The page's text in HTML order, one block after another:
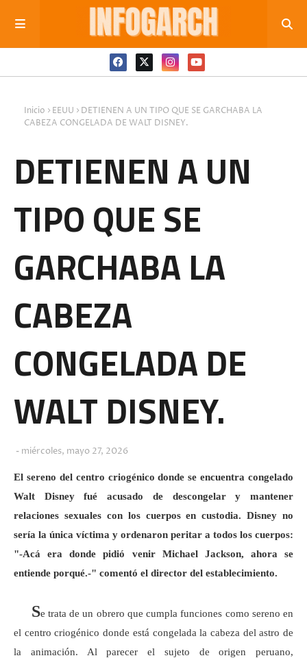
Inicio EEUU
DETIENEN A UN TIPO QUE SE GARCHABA LA
CABEZA CONGELADA DE WALT DISNEY.
DETIENEN A UN
TIPO QUE SE
GARCHABA LA
CABEZA
CONGELADA DE
WALT DISNEY.
miércoles, mayo 27, 2026
El sereno del centro criogénico donde se encuentra congelado
Walt Disney fué acusado de descongelar y mantener
relaciones sexuales con los cuerpos en custodia. Disney no
sería la única víctima y ordenaron peritar a todos los cuerpos:
"-Acá era donde pidió venir Michael Jackson, ahora se
entiende porqué.-" comentó el director del establecimiento.
Se trata de un obrero que cumpla funciones como sereno en
el centro criogénico donde está congelada la cabeza del astro de
la animación. Al parecer el sujeto de origen peruano,